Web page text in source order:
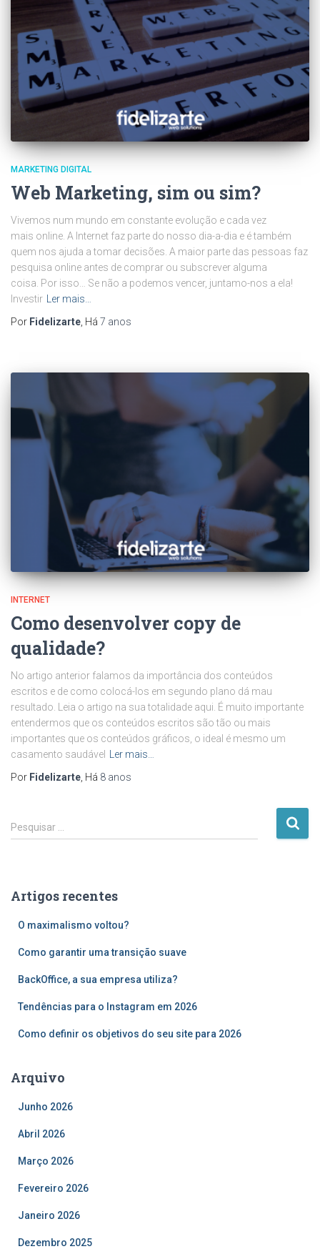
MARKETING DIGITAL
Web Marketing, sim ou sim?
Vivemos num mundo em constante evolução e cada vez
mais online. A Internet faz parte do nosso dia-a-dia e é também
quem nos ajuda a tomar decisões. A maior parte das pessoas faz
pesquisa online antes de comprar ou subscrever alguma
coisa. Por isso… Se não a podemos vencer, juntamo-nos a ela!
Investir Ler mais…
Por Fidelizarte, Há 7 anos
INTERNET
Como desenvolver copy de
qualidade?
No artigo anterior falamos da importância dos conteúdos
escritos e de como colocá-los em segundo plano dá mau
resultado. Leia o artigo na sua totalidade aqui. É muito importante
entendermos que os conteúdos escritos são tão ou mais
importantes que os conteúdos gráficos, o ideal é mesmo um
casamento saudável
Ler mais…
Por Fidelizarte , Há 8 anos
P
e
i
Pesquisar …
Artigos recentes
O maximalismo voltou?
Como garantir uma transição suave
BackOffice, a sua empresa utiliza?
Tendências para o Instagram em 2026
Como definir os objetivos do seu site para 2026
Arquivo
Junho 2026
Abril 2026
Março 2026
Fevereiro 2026
Janeiro 2026
Dezembro 2025